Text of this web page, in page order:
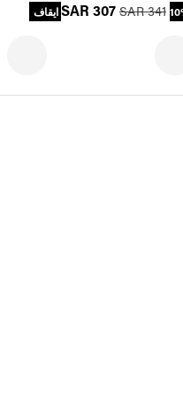
SAR 307 SAR 341 ايقاف